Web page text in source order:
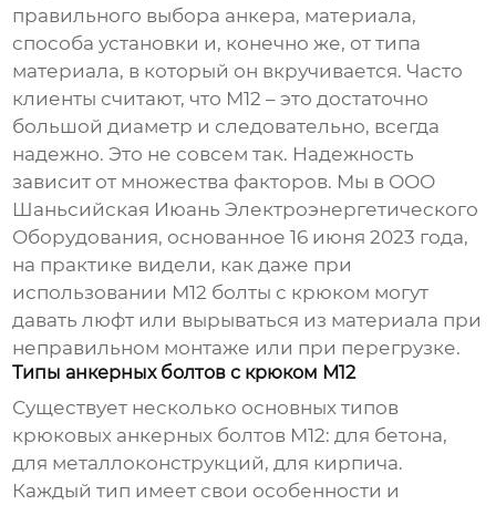
правильного выбора анкера, материала,
способа установки и, конечно же, от типа
материала, в который он вкручивается. Часто
клиенты считают, что М12 – это достаточно
большой диаметр и следовательно, всегда
надежно. Это не совсем так. Надежность
зависит от множества факторов. Мы в ООО
Шаньсийская Июань Электроэнергетического
Оборудования, основанное 16 июня 2023 года,
на практике видели, как даже при
использовании М12 болты с крюком могут
давать люфт или вырываться из материала при
неправильном монтаже или при перегрузке.
Типы анкерных болтов с крюком М12
Существует несколько основных типов
крюковых анкерных болтов М12: для бетона,
для металлоконструкций, для кирпича.
Каждый тип имеет свои особенности и